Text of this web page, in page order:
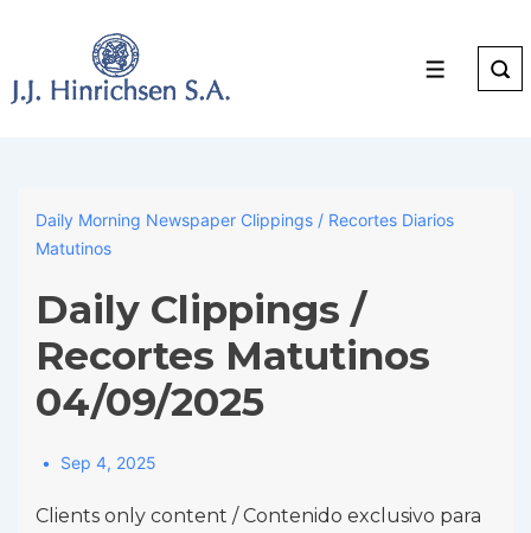
Main
Menu
Daily Morning Newspaper Clippings / Recortes Diarios
Matutinos
Daily Clippings /
Recortes Matutinos
04/09/2025
Sep 4, 2025
Clients only content / Contenido exclusivo para